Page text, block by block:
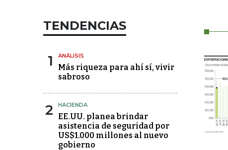
TENDENCIAS
1 ANÁLISIS
Más riqueza para ahí sí, vivir
sabroso
2 HACIENDA
EE.UU. planea brindar
asistencia de seguridad por
US$1.000 millones al nuevo
gobierno